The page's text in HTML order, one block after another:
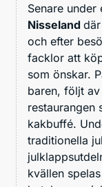
Senare
Nisseland
och efter
facklor att
som önskar.
baren, följt
restaurangen
kakbuffé.
traditionella
kvällen